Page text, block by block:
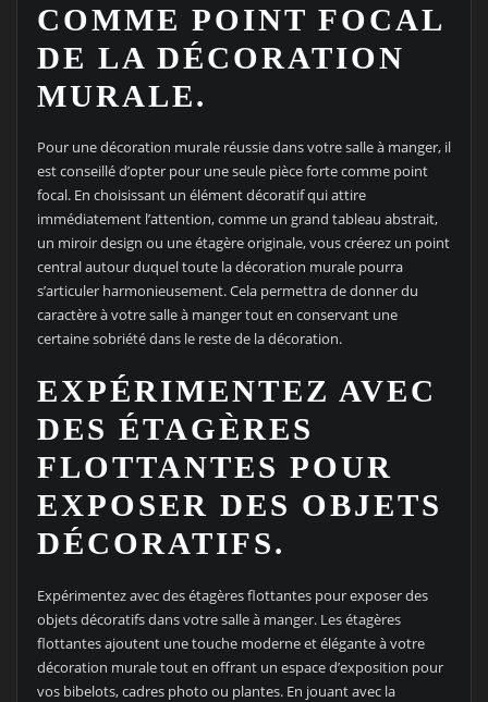
COMME POINT FOCAL
DE LA DÉCORATION
MURALE.
Pour une décoration murale réussie dans votre salle à manger, il
est conseillé d’opter pour une seule pièce forte comme point
focal. En choisissant un élément décoratif qui attire
immédiatement l’attention, comme un grand tableau abstrait,
un miroir design ou une étagère originale, vous créerez un point
central autour duquel toute la décoration murale pourra
s’articuler harmonieusement. Cela permettra de donner du
caractère à votre salle à manger tout en conservant une
certaine sobriété dans le reste de la décoration.
EXPÉRIMENTEZ AVEC
DES ÉTAGÈRES
FLOTTANTES POUR
EXPOSER DES OBJETS
DÉCORATIFS.
Expérimentez avec des étagères flottantes pour exposer des
objets décoratifs dans votre salle à manger. Les étagères
flottantes ajoutent une touche moderne et élégante à votre
décoration murale tout en offrant un espace d’exposition pour
vos bibelots, cadres photo ou plantes. En jouant avec la